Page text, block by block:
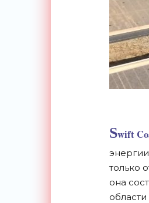
Swift
только
она